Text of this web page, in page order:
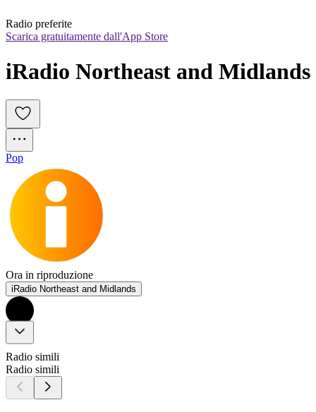
Radio preferite
Scarica gratuitamente dall'App Store
iRadio Northeast and Midlands
Pop
Ora in riproduzione
iRadio Northeast and Midlands
Radio simili
Radio simili